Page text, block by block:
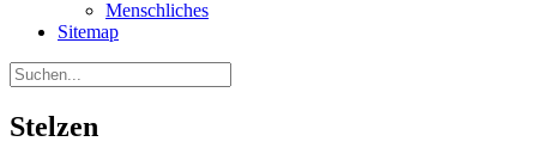
Menschliches
Sitemap
Stelzen